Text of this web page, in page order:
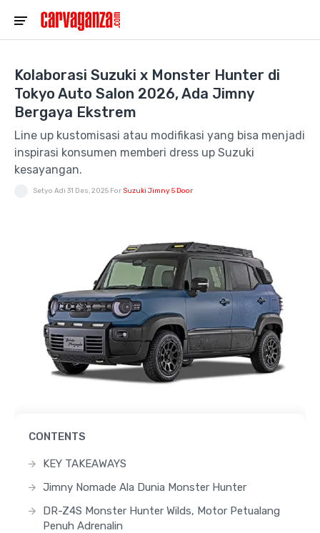
Kolaborasi Suzuki x Monster Hunter di
Tokyo Auto Salon 2026, Ada Jimny
Bergaya Ekstrem
Line up kustomisasi atau modifikasi yang bisa menjadi
inspirasi konsumen memberi dress up Suzuki
kesayangan.
Setyo Adi 31 Des, 2025 For Suzuki Jimny 5 Door
CONTENTS
KEY TAKEAWAYS
Jimny Nomade Ala Dunia Monster Hunter
DR-Z4S Monster Hunter Wilds, Motor Petualang
Penuh Adrenalin